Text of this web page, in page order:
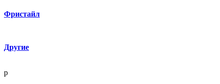
Фристайл
Другие
p